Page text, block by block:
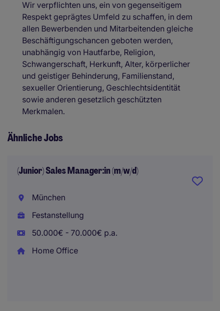
Wir verpflichten uns, ein von gegenseitigem
Respekt geprägtes Umfeld zu schaffen, in dem
allen Bewerbenden und Mitarbeitenden gleiche
Beschäftigungschancen geboten werden,
unabhängig von Hautfarbe, Religion,
Schwangerschaft, Herkunft, Alter, körperlicher
und geistiger Behinderung, Familienstand,
sexueller Orientierung, Geschlechtsidentität
sowie anderen gesetzlich geschützten
Merkmalen.
Ähnliche Jobs
(Junior) Sales Manager:in (m/w/d)
München
Festanstellung
50.000€ - 70.000€ p.a.
Home Office